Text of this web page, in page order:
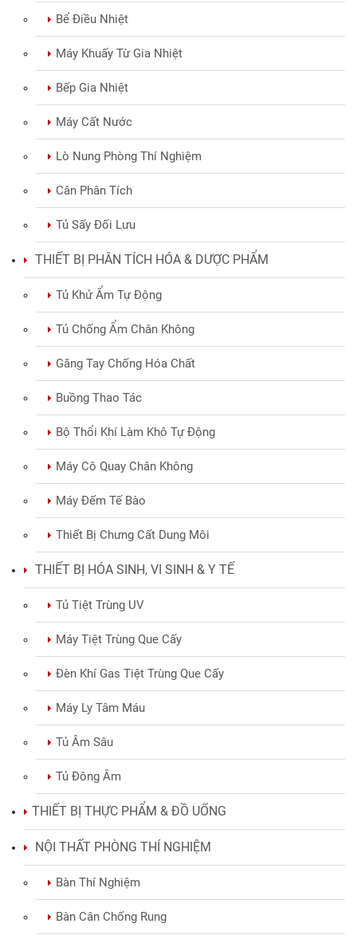
Bể Điều Nhiệt
Máy Khuấy Từ Gia Nhiệt
Bếp Gia Nhiệt
Máy Cất Nước
Lò Nung Phòng Thí Nghiệm
Cân Phân Tích
Tủ Sấy Đối Lưu
THIẾT BỊ PHÂN TÍCH HÓA & DƯỢC PHẨM
Tủ Khử Ẩm Tự Động
Tủ Chống Ẩm Chân Không
Găng Tay Chống Hóa Chất
Buồng Thao Tác
Bộ Thổi Khí Làm Khô Tự Động
Máy Cô Quay Chân Không
Máy Đếm Tế Bào
Thiết Bị Chưng Cất Dung Môi
THIẾT BỊ HÓA SINH, VI SINH & Y TẾ
Tủ Tiệt Trùng UV
Máy Tiệt Trùng Que Cấy
Đèn Khí Gas Tiệt Trùng Que Cấy
Máy Ly Tâm Máu
Tủ Âm Sâu
Tủ Đông Âm
THIẾT BỊ THỰC PHẨM & ĐỒ UỐNG
NỘI THẤT PHÒNG THÍ NGHIỆM
Bàn Thí Nghiệm
Bàn Cân Chống Rung